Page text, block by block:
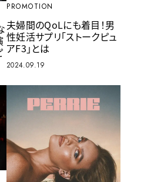
PROMOTION
夫婦間のQoLにも着目！男
性妊活サプリ「ストークピュ
アF3」とは
2024.09.19